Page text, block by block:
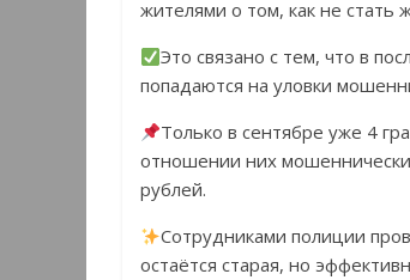
жителями о том, как не стать
Это связано с тем, что в
попадаются на уловки
Только в сентябре уже 4
отношении них
рублей.
Сотрудниками полиции
остаётся старая, но